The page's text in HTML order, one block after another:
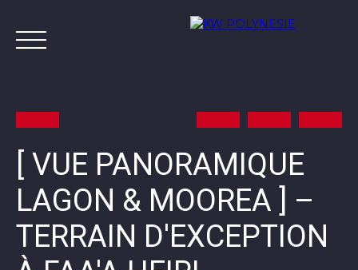
Annonces Vendre avec KW Estimer
Contact
[ VUE PANORAMIQUE
LAGON & MOOREA ] –
TERRAIN D'EXCEPTION